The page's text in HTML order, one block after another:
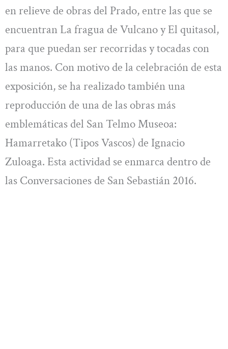
en relieve de obras del Prado, entre las que se
encuentran La fragua de Vulcano y El quitasol,
para que puedan ser recorridas y tocadas con
las manos. Con motivo de la celebración de esta
exposición, se ha realizado también una
reproducción de una de las obras más
emblemáticas del San Telmo Museoa:
Hamarretako (Tipos Vascos) de Ignacio
Zuloaga. Esta actividad se enmarca dentro de
las Conversaciones de San Sebastián 2016.